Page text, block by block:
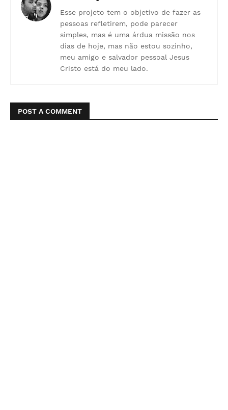
Esse projeto tem o objetivo de fazer as
pessoas refletirem, pode parecer
simples, mas é uma árdua missão nos
dias de hoje, mas não estou sozinho,
meu amigo e salvador pessoal Jesus
Cristo está do meu lado.
POST A COMMENT